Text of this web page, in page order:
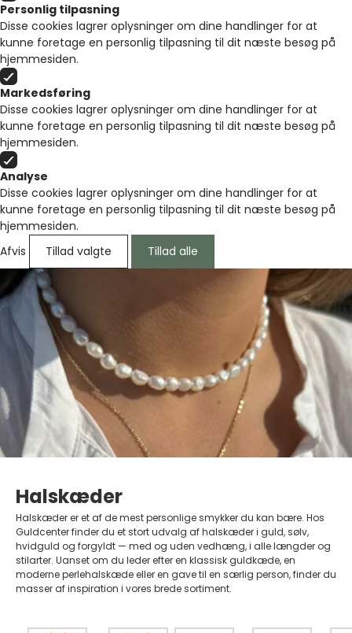
Personlig tilpasning
Disse cookies lagrer oplysninger om dine handlinger for at
kunne foretage en personlig tilpasning til dit næste besøg på
hjemmesiden.
Markedsføring
Disse cookies lagrer oplysninger om dine handlinger for at
kunne foretage en personlig tilpasning til dit næste besøg på
hjemmesiden.
Analyse
Disse cookies lagrer oplysninger om dine handlinger for at
kunne foretage en personlig tilpasning til dit næste besøg på
hjemmesiden.
Afvis
Tillad valgte Tillad alle
Halskæder
Halskæder er et af de mest personlige smykker du kan bære. Hos
Guldcenter finder du et stort udvalg af halskæder i guld, sølv,
hvidguld og forgyldt — med og uden vedhæng, i alle længder og
stilarter. Uanset om du leder efter en klassisk guldkæde, en
moderne perlehalskæde eller en gave til en særlig person, finder du
masser af inspiration i vores brede sortiment.